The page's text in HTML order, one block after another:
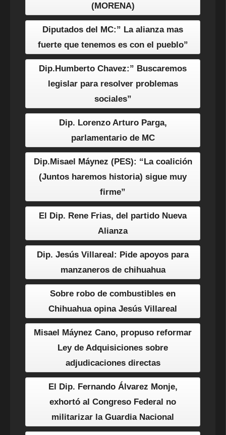
(MORENA)
Diputados del MC:” La alianza mas
fuerte que tenemos es con el pueblo”
Dip.Humberto Chavez:” Buscaremos
legislar para resolver problemas
sociales”
Dip. Lorenzo Arturo Parga,
parlamentario de MC
Dip.Misael Máynez (PES): “La coalición
(Juntos haremos historia) sigue muy
firme”
El Dip. Rene Frias, del partido Nueva
Alianza
Dip. Jesús Villareal: Pide apoyos para
manzaneros de chihuahua
Sobre robo de combustibles en
Chihuahua opina Jesús Villareal
Misael Máynez Cano, propuso reformar
Ley de Adquisiciones sobre
adjudicaciones directas
El Dip. Fernando Álvarez Monje,
exhortó al Congreso Federal no
militarizar la Guardia Nacional